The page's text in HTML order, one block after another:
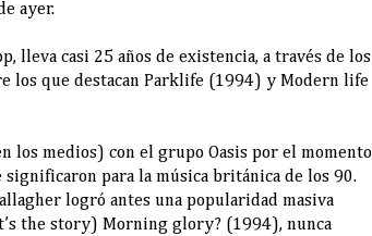
ayer.
lleva casi 25 años de existencia, a través de los
los que destacan Parklife (1994) y Modern life
los medios) con el grupo Oasis por el momento
para la música británica de los 90.
logró antes una popularidad masiva
the story) Morning glory? (1994), nunca